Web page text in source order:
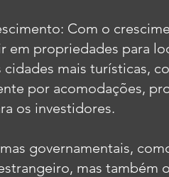
Com o
em propriedades para
mais turísticas,
por acomodações,
os investidores.
governamentais,
mas também